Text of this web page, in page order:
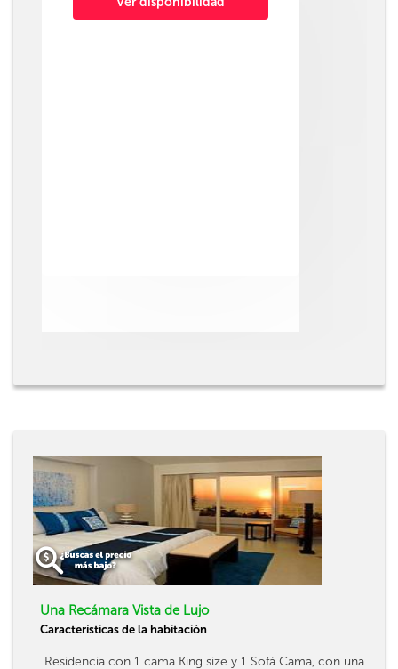
Una Recámara Vista de Lujo
Características de la habitación
Residencia con 1 cama King size y 1 Sofá Cama, con una